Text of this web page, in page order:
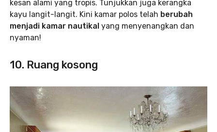
kesan alami yang tropis. Tunjukkan juga kerangka
kayu langit-langit. Kini kamar polos telah berubah
menjadi kamar nautikal yang menyenangkan dan
nyaman!
10. Ruang kosong